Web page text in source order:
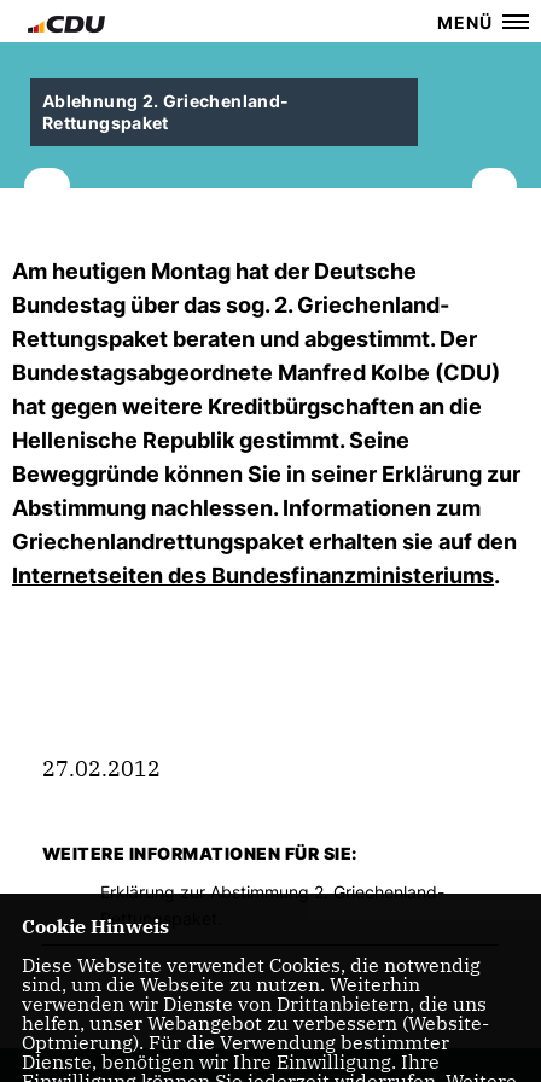
MENÜ
Ablehnung 2. Griechenland-
Rettungspaket
Am heutigen Montag hat der Deutsche
Bundestag über das sog. 2. Griechenland-
Rettungspaket beraten und abgestimmt. Der
Bundestagsabgeordnete Manfred Kolbe (CDU)
hat gegen weitere Kreditbürgschaften an die
Hellenische Republik gestimmt. Seine
Beweggründe können Sie in seiner Erklärung zur
Abstimmung nachlessen. Informationen zum
Griechenlandrettungspaket erhalten sie auf den
Internetseiten des Bundesfinanzministeriums.
27.02.2012
WEITERE INFORMATIONEN FÜR SIE:
Erklärung zur Abstimmung 2. Griechenland-
Rettungspaket.
Cookie Hinweis
Diese Webseite verwendet Cookies, die notwendig
sind, um die Webseite zu nutzen. Weiterhin
verwenden wir Dienste von Drittanbietern, die uns
helfen, unser Webangebot zu verbessern (Website-
Optmierung). Für die Verwendung bestimmter
Dienste, benötigen wir Ihre Einwilligung. Ihre